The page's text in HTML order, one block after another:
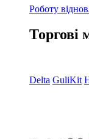
Роботу
Торгові
Delta GuliKit